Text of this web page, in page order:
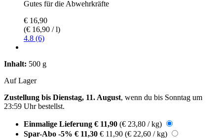
Gutes für die Abwehrkräfte
€ 16,90
(€ 16,90 / l)
4.8 (6)
Inhalt: 500 g
Auf Lager
Zustellung bis Dienstag, 11. August, wenn du bis Sonntag um
23:59 Uhrbestellst.
Einmalige Lieferung € 11,90 (€ 23,80 / kg)
Spar-Abo -5% € 11,30 € 11,90 (€ 22,60 / kg)